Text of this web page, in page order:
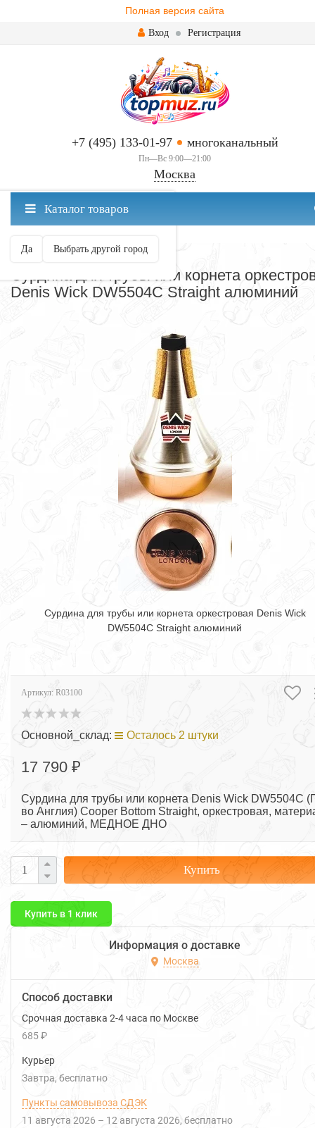
Полная версия сайта
Вход Регистрация
+7 (495) 133-01-97 многоканальный
Пн—Вс 9:00—21:00
Москва
Москва ваш город?
Да Выбрать другой город
Каталог товаров
ТРУБЫ
Сурдина для трубы или корнета
Denis Wick DW5504С Straight алюминий
Сурдина для трубы или корнета оркестровая Denis Wick
DW5504С Straight алюминий
Артикул: R03100
Основной_склад: Осталось 2 штуки
17 790 ₽
Сурдина для трубы или корнета Denis Wick DW5504С
во Англия) Cooper Bottom Straight, оркестровая,
– алюминий, МЕДНОЕ ДНО
Купить
Купить в 1 клик
Информация о доставке
Москва
Способ доставки
Срочная доставка 2-4 часа по Москве
685 ₽
Курьер
Завтра
Бесплатно
Пункты самовывоза СДЭК
11 августа 2026 – 12 августа 2026 Бесплатно